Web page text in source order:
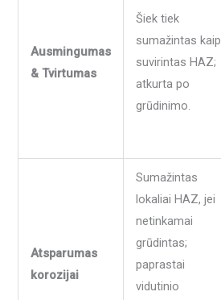
Ausmingumas
& Tvirtumas
Šiek tiek
sumažintas kaip
suvirintas HAZ;
atkurta po
grūdinimo.
Atsparumas
korozijai
Sumažintas
lokaliai HAZ, jei
netinkamai
grūdintas;
paprastai
vidutinio